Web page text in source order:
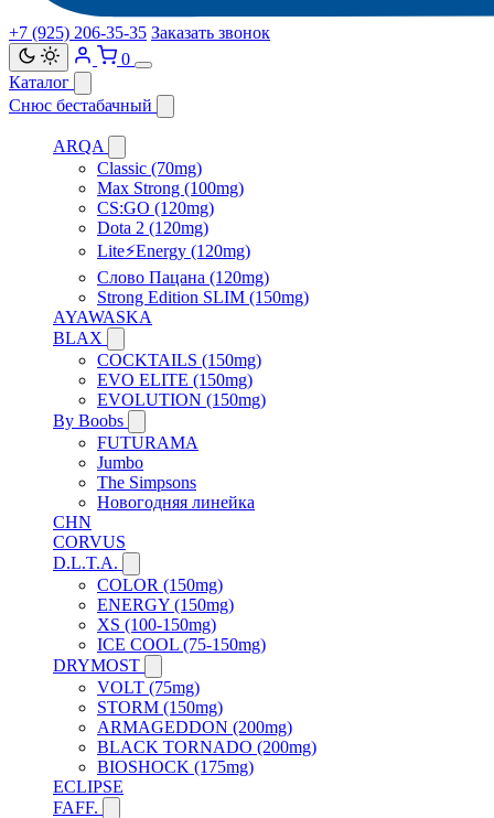
+7 (925) 206‑35‑35 Заказать звонок
0
Каталог
Снюс бестабачный
ARQA
Classic (70mg)
Max Strong (100mg)
CS:GO (120mg)
Dota 2 (120mg)
Lite⚡Energy (120mg)
Слово Пацана (120mg)
Strong Edition SLIM (150mg)
AYAWASKA
BLAX
COCKTAILS (150mg)
EVO ELITE (150mg)
EVOLUTION (150mg)
By Boobs
FUTURAMA
Jumbo
The Simpsons
Новогодняя линейка
CHN
CORVUS
D.L.T.A.
COLOR (150mg)
ENERGY (150mg)
XS (100-150mg)
ICE COOL (75-150mg)
DRYMOST
VOLT (75mg)
STORM (150mg)
ARMAGEDDON (200mg)
BLACK TORNADO (200mg)
BIOSHOCK (175mg)
ECLIPSE
FAFF.